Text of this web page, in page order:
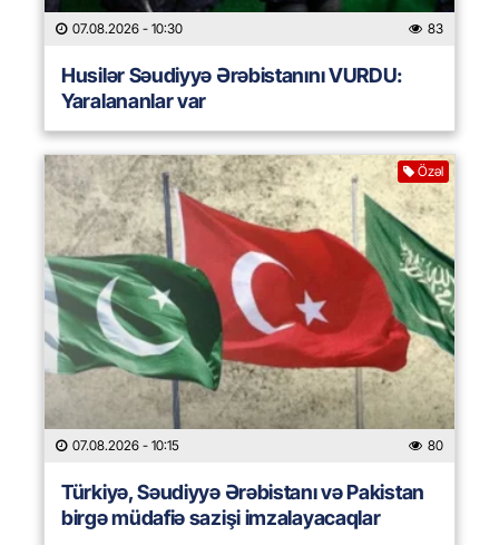
07.08.2026 - 10:30 83
Husilər Səudiyyə Ərəbistanını VURDU:
Yaralananlar var
Özəl
07.08.2026 - 10:15 80
Türkiyə, Səudiyyə Ərəbistanı və Pakistan
birgə müdafiə sazişi imzalayacaqlar